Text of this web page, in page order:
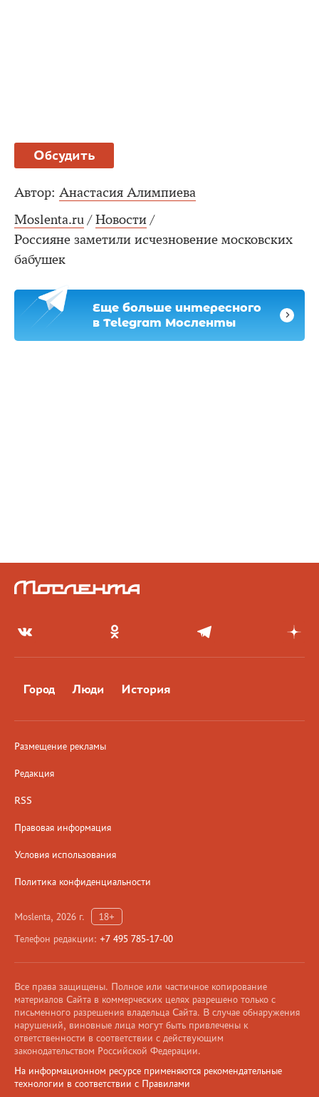
Обсудить
Автор: Анастасия Алимпиева
Moslenta.ru / Новости /
Россияне заметили исчезновение московских
бабушек
Еще больше интересного
в Telegram Мосленты
Город Люди История
Размещение рекламы
Редакция
RSS
Правовая информация
Условия использования
Политика конфиденциальности
Moslenta, 2026 г.
18+
Телефон редакции: +7 495 785-17-00
Все права защищены. Полное или частичное копирование
материалов Сайта в коммерческих целях разрешено только с
письменного разрешения владельца Сайта. В случае обнаружения
нарушений, виновные лица могут быть привлечены к
ответственности в соответствии с действующим
законодательством Российской Федерации.
На информационном ресурсе применяются рекомендательные
технологии в соответствии с Правилами